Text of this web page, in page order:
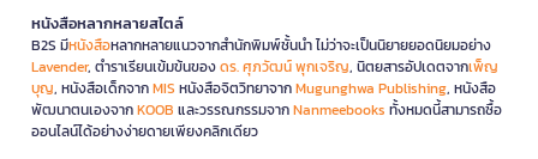
หนังสือหลากหลายสไตล์
B2S มีหนังสือหลากหลายแนวจากสำนักพิมพ์ชั้นนำ ไม่ว่าจะเป็นนิยายยอดนิยมอย่าง
Lavender, ตำราเรียนเข้มข้นของดร. ศุภวัฒน์ พุกเจริญ, นิตยสารอัปเดตจากเพ็ญ
บุญ, หนังสือเด็กจากMIS หนังสือจิตวิทยาจากMugunghwa Publishing, หนังสือ
พัฒนาตนเองจากKOOB และวรรณกรรมจากNanmeebooks ทั้งหมดนี้สามารถซื้อ
ออนไลน์ได้อย่างง่ายดายเพียงคลิกเดียว